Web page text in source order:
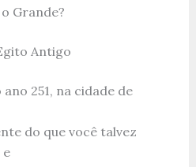
Grande?
Antigo
251, na cidade de
do que você talvez